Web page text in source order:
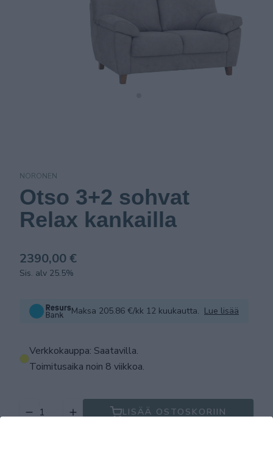
NORONEN
Otso 3+2 sohvat
Relax kankailla
2390,00 €
Sis. alv 25.5%
Maksa 205.86 €/kk 12 kuukautta. Lue lisää
Verkkokauppa: Saatavilla.
Toimitusaika noin 8 viikkoa.
LISÄÄ OSTOSKORIIN